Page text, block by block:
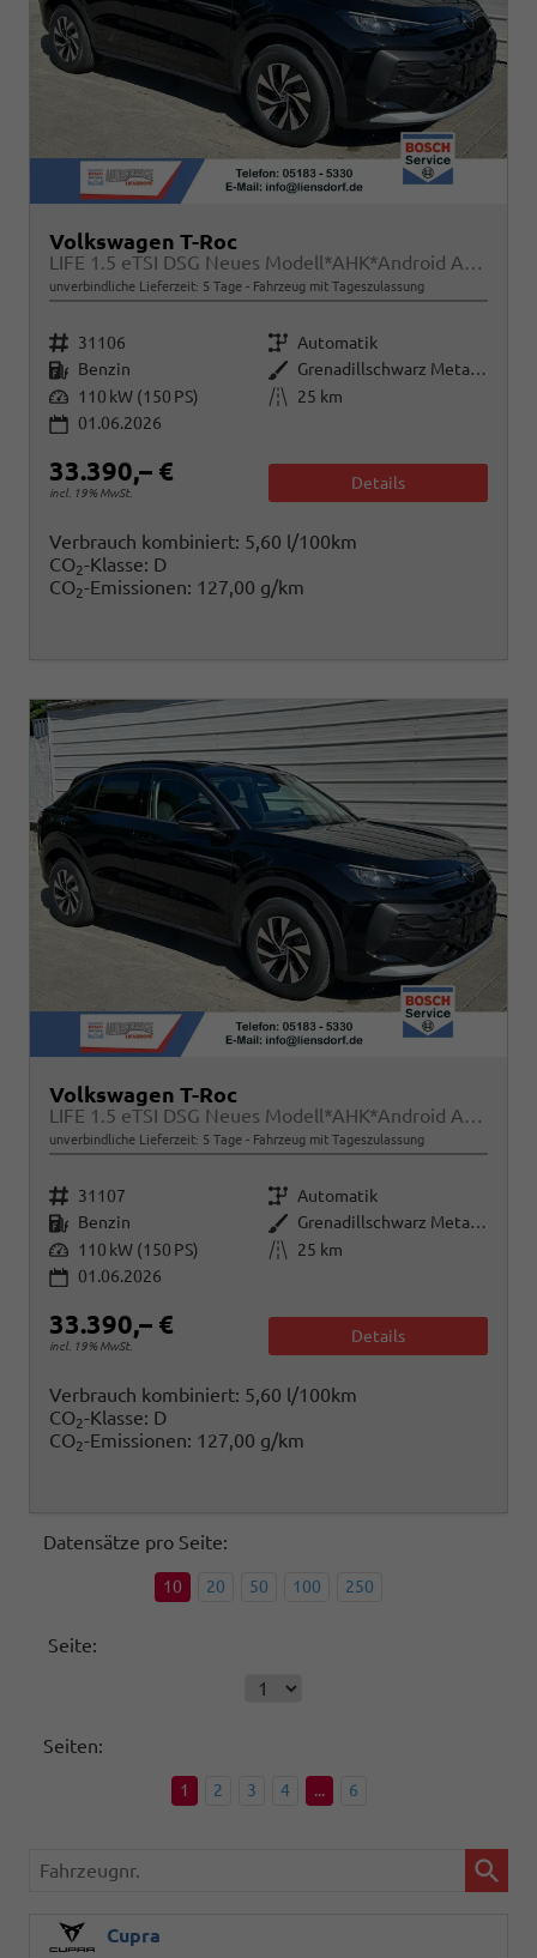
Volkswagen T-Roc
LIFE 1.5 eTSI DSG Neues Modell*AHK*Android Auto*SHZ*ACC*Kamera*5J Garantie*Klimaauto*
unverbindliche Lieferzeit: 5 Tage Fahrzeug mit Tageszulassung
Fahrzeugnr. 31106 Getriebe Automatik
Kraftstoff Benzin Außenfarbe
Grenadillschwarz Metallic
Leistung 110 kW (150 PS) Kilometerstand
25 km
01.06.2026
33.390,– €
incl. 19% MwSt.
Details
Verbrauch kombiniert: 5,60 l/100km
CO2-Klasse: D
CO2-Emissionen: 127,00 g/km
Volkswagen T-Roc
LIFE 1.5 eTSI DSG Neues Modell*AHK*Android Auto*SHZ*ACC*Kamera*5J Garantie*Klimaauto*
unverbindliche Lieferzeit: 5 Tage Fahrzeug mit Tageszulassung
Fahrzeugnr. 31107 Getriebe Automatik
Kraftstoff Benzin Außenfarbe
Grenadillschwarz Metallic
Leistung 110 kW (150 PS) Kilometerstand
25 km
01.06.2026
33.390,– €
incl. 19% MwSt.
Details
Verbrauch kombiniert: 5,60 l/100km
CO2-Klasse: D
CO2-Emissionen: 127,00 g/km
Datensätze pro Seite:
10 20 50 100 250
Seite:
Seiten:
1 2 3 4 ... 6
Fahrzeugnr.
Cupra